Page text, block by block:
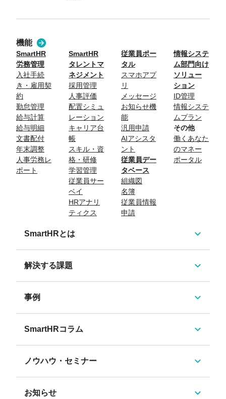
機能
SmartHR
労務管理
入社手続
き・雇用契
約
勤怠管理
給与計算
給与明細
文書配付
年末調整
人事労務レ
ポート
SmartHR
タレントマ
ネジメント
採用管理
人事評価
配置シミュ
レーション
キャリア台
帳
スキル・資
格・研修
学習管理
従業員サー
ベイ
HRアナリ
ティクス
従業員ポー
タル
スマホアプ
リ
メッセージ
お知らせ機
能
汎用申請
AIアシスタ
ント
従業員デー
タベース
組織図
名簿
従業員情報
申請
情報システ
ム部門向け
ソリュー
ション
ID管理
情報システ
ムプラン
その他
働くあなた
のマネー
ポータル
SmartHRとは
解決する課題
事例
SmartHRコラム
ノウハウ・セミナー
お知らせ